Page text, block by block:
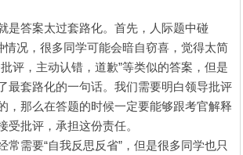
答案太过套路化。首先，人际题中碰
情况，很多同学可能会暗自窃喜，觉得太简
评，主动认错，道歉”等类似的答案，但是
最套路化的一句话。我们需要明白领导批评
，那么在答题的时候一定要能够跟考官解释
受批评，承担这份责任。
需要“自我反思反省”，但是很多同学也只